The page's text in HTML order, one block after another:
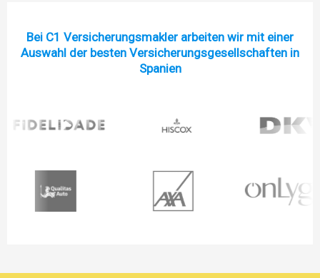
Bei C1 Versicherungsmakler arbeiten wir mit einer
Auswahl der besten Versicherungsgesellschaften in
Spanien